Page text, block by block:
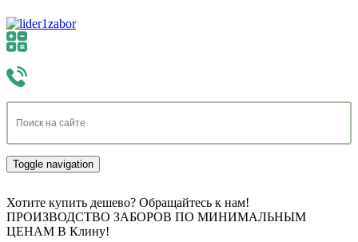
Toggle navigation
Хотите купить дешево? Обращайтесь к нам!
ПРОИЗВОДСТВО ЗАБОРОВ ПО МИНИМАЛЬНЫМ
ЦЕНАМ В Клину!